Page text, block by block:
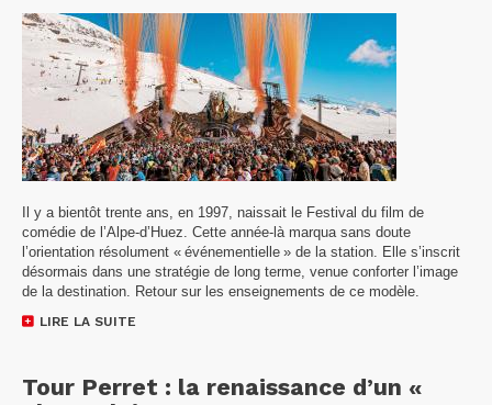
Il y a bientôt trente ans, en 1997, naissait le Festival du film de
comédie de l’Alpe-d’Huez. Cette année-là marqua sans doute
l’orientation résolument « événementielle » de la station. Elle s’inscrit
désormais dans une stratégie de long terme, venue conforter l’image
de la destination. Retour sur les enseignements de ce modèle.
LIRE LA SUITE
Tour Perret : la renaissance d’un «